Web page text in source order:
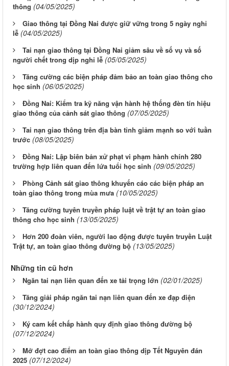
thông (04/05/2025)
Giao thông tại Đồng Nai được giữ vững trong 5 ngày nghỉ
lễ (04/05/2025)
Tai nạn giao thông tại Đồng Nai giảm sâu về số vụ và số
người chết trong dịp nghỉ lễ (05/05/2025)
Tăng cường các biện pháp đảm bảo an toàn giao thông cho
học sinh (06/05/2025)
Đồng Nai: Kiểm tra kỹ năng vận hành hệ thống đèn tín hiệu
giao thông của cảnh sát giao thông (07/05/2025)
Tai nạn giao thông trên địa bàn tỉnh giảm mạnh so với tuần
trước (08/05/2025)
Đồng Nai: Lập biên bản xử phạt vi phạm hành chính 280
trường hợp liên quan đến lứa tuổi học sinh (09/05/2025)
Phòng Cảnh sát giao thông khuyến cáo các biện pháp an
toàn giao thông trong mùa mưa (10/05/2025)
Tăng cường tuyên truyền pháp luật về trật tự an toàn giao
thông cho học sinh (13/05/2025)
Hơn 200 đoàn viên, người lao động được tuyên truyền Luật
Trật tự, an toàn giao thông đường bộ (13/05/2025)
Những tin cũ hơn
Ngăn tai nạn liên quan đến xe tải trọng lớn (02/01/2025)
Tăng giải pháp ngăn tai nạn liên quan đến xe đạp điện
(30/12/2024)
Ký cam kết chấp hành quy định giao thông đường bộ
(07/12/2024)
Mở đợt cao điểm an toàn giao thông dịp Tết Nguyên đán
2025 (07/12/2024)